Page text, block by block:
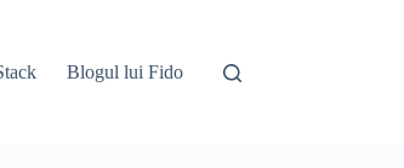
Blogul lui Fido